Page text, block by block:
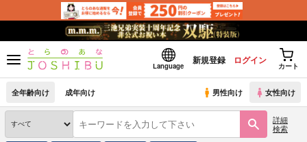
Language
新規登録 ログイン
カート
全年齢向け 成年向け 男性向け 女性向け
詳細
検索